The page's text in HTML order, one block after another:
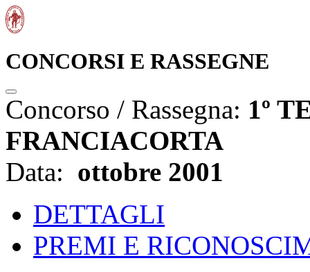
CONCORSI E RASSEGNE
Concorso / Rassegna: 1º
FRANCIACORTA
Data: ottobre 2001
DETTAGLI
PREMI E